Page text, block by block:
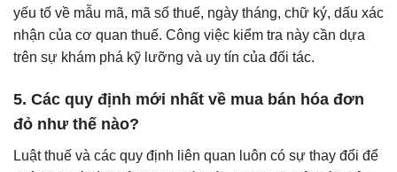
yếu tố về mẫu mã, mã số thuế, ngày tháng, chữ ký, dấu xác
nhận của cơ quan thuế. Công việc kiểm tra này cần dựa
trên sự khám phá kỹ lưỡng và uy tín của đối tác.
5. Các quy định mới nhất về mua bán hóa đơn
đỏ như thế nào?
Luật thuế và các quy định liên quan luôn có sự thay đổi để